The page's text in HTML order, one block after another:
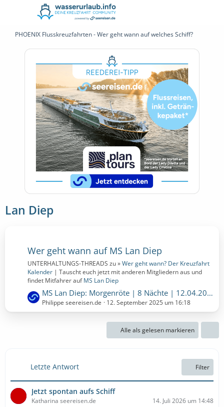
PHOENIX Flusskreuzfahrten - Wer geht wann auf welches Schiff?
Lan Diep
Wer geht wann auf MS Lan Diep
UNTERHALTUNGS-THREADS zu »Wer geht wann? Der Kreuzfahrt
Kalender | Tauscht euch jetzt mit anderen Mitgliedern aus und
findet Mitfahrer aufMS Lan Diep
L
e
t
e
t
MS Lan Diep: Morgenröte | 8 Nächte | 12.04.2027 bis 20.04.2027 (Montag, 12. April 2027, 00:00 – Dienstag, 20. April 2027, 00:00)
Philippe seereisen.de 12. September 2025 um 16:18
Alle als gelesen markieren
Letzte Antwort Filter
Jetzt spontan aufs Schiff
Katharina seereisen.de 14. Juli 2026 um 14:48